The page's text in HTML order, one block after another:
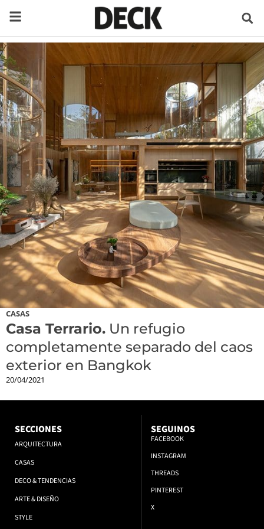
CASAS
Casa Terrario. Un refugio
completamente separado del caos
exterior en Bangkok
20/04/2021
SECCIONES
ARQUITECTURA
CASAS
DECO & TENDENCIAS
ARTE & DISEÑO
STYLE
SEGUINOS
FACEBOOK
INSTAGRAM
THREADS
PINTEREST
X